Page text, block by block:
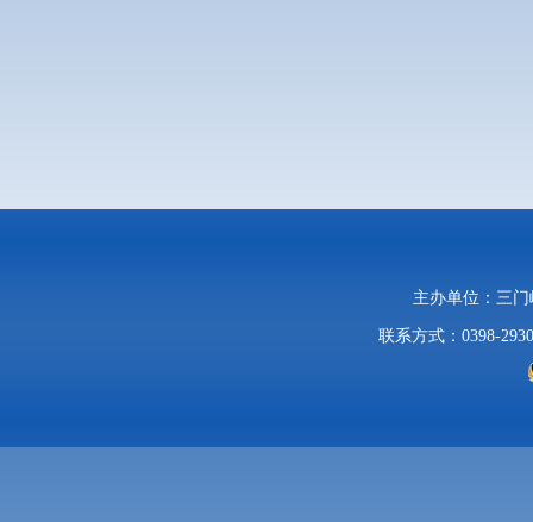
主办单位：三
联系方式：0398-